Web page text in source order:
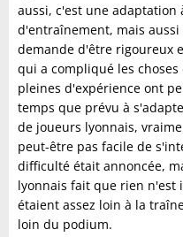
aussi, c'est une adaptation
d'entraînement, mais
demande d'être rigoureux
qui a compliqué les
pleines d'expérience ont
temps que prévu à
de joueurs lyonnais,
peut-être pas facile de
difficulté était annoncée,
lyonnais fait que rien n'est
étaient assez loin à la
loin du podium.